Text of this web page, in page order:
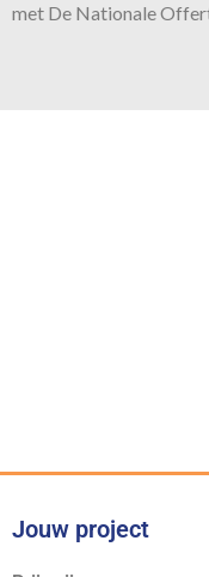
met De Nationale
Jouw project